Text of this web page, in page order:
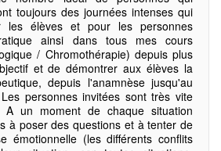
toujours des journées intenses qui
les élèves et pour les personnes
ainsi dans tous mes cours
/ Chromothérapie) depuis plus
et de démontrer aux élèves la
depuis l'anamnèse jusqu'au
personnes invitées sont très vite
A un moment de chaque situation
à poser des questions et à tenter de
émotionnelle (les différents conflits